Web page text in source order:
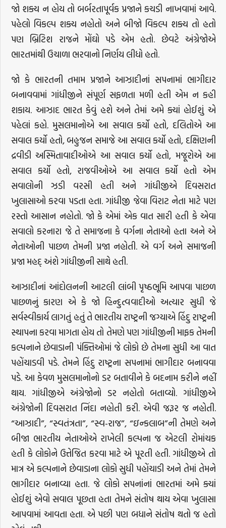
જો શક્ય ન હોય તો બર્બરતાપૂર્વક પ્રજાને કચડી નાખવામાં આવે.
પહેલો વિકલ્પ શક્ય નહોતો અને બીજો વિકલ્પ શક્ય તો હતો
પણ બ્રિટિશ રાજને મોંઘો પડે એમ હતો. છેવટે અંગ્રેજોએ
ભારતમાંથી ઉચાળા ભરવાનો નિર્ણય લીધો હતો.
જો કે ભારતની તમામ પ્રજાને આઝાદીનાં સપનામાં ભાગીદાર
બનાવવામાં ગાંધીજીને સંપૂર્ણ સફળતા મળી હતી એમ ન કહી
શકાય. આઝાદ ભારત કેવું હશે અને તેમાં અમે ક્યાં હોઈશું એ
પહેલાં કહો. મુસલમાનોએ આ સવાલ કર્યો હતો, દલિતોએ આ
સવાલ કર્યો હતો, બહુજન સમાજે આ સવાલ કર્યો હતો, દક્ષિણની
દ્રવીડી અસ્મિતાવાદીઓએ આ સવાલ કર્યો હતો, મજૂરોએ આ
સવાલ કર્યો હતો, રાજવીઓએ આ સવાલ કર્યો હતો એમ
સવાલોની ઝડી વરસી હતી અને ગાંધીજીએ દિવસરાત
ખુલાસાઓ કરવા પડતા હતા. ગાંધીજી જેવા વિરાટ નેતા માટે પણ
રસ્તો આસાન નહોતો. જો કે એમાં એક વાત સારી હતી કે એવા
સવાલો કરનારા જે તે સમાજના કે વર્ગના નેતાઓ હતા અને એ
નેતાઓની પાછળ તેમની પ્રજા નહોતી. એ વર્ગ અને સમાજની
પ્રજા મહદ્ અંશે ગાંધીજીની સાથે હતી.
આઝાદીનાં આંદોલનની આટલી લાંબી પૃષ્ઠભૂમિ આપવા પાછળ
પાછળનું કારણ એ કે જો હિન્દુત્વવાદીઓ અત્યાર સુધી જે
સર્વસ્વીકાર્ય લાગતું હતું તે ભારતીય રાષ્ટ્રની જગ્યાએ હિંદુ રાષ્ટ્રની
સ્થાપના કરવા માગતા હોય તો તેમણે પણ ગાંધીજીની માફક તેમની
કલ્પનાને છેવાડાની પંક્તિઓમાં જે લોકો છે તેમના સુધી આ વાત
પહોંચાડવી પડે. તેમને હિંદુ રાષ્ટ્રના સપનામાં ભાગીદાર બનાવવા
પડે. આ કેવળ મુસલમાનોનો ડર બતાવીને કે બદનામ કરીને નહીં
થાય. ગાંધીજીએ અંગ્રેજોનો ડર નહોતો બતાવ્યો. ગાંધીજીએ
અંગ્રેજોની દિવસરાત નિંદા નહોતી કરી. એવી જરૂર જ નહોતી.
“આઝાદી”, “સ્વતંત્રતા”, “સ્વ-રાજ”, “ઇન્કલાબ”ની તેમણે અને
બીજા ભારતીય નેતાઓએ રાખેલી કલ્પના જ એટલી રોમાંચક
હતી કે લોકોને ઉત્તેજિત કરવા માટે એ પૂરતી હતી. ગાંધીજીએ તો
માત્ર એ કલ્પનાને છેવાડાના લોકો સુધી પહોંચાડી અને તેમાં તેમને
ભાગીદાર બનાવ્યા હતા. જે લોકો સપનાંનાં ભારતમાં અમે ક્યાં
હોઈશું એવો સવાલ પૂછતા હતા તેમને સંતોષ થાય એવા ખુલાસા
આપવામાં આવતા હતા. એ પછી પણ બધાને સંતોષ થતો જ હતો